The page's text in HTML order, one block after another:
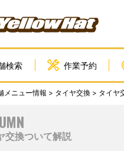
検索 作業予約
メニュー情報 > タイヤ交換 > タイヤ
交換ついて解説